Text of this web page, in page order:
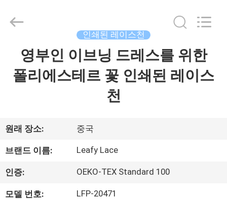
소
개
회
2021
인쇄된 레이스천
영부인 이브닝 드레스를 위한
폴리에스테르 꽃 인쇄된 레이스
천
원래 장소: 중국
브랜드 이름: Leafy Lace
인증: OEKO-TEX Standard 100
모델 번호: LFP-20471